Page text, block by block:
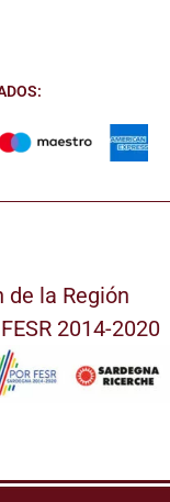
de la Región
2014-2020